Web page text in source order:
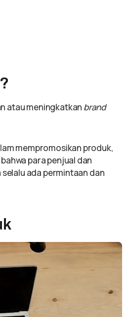
atau meningkatkan brand
mempromosikan produk,
para penjual dan
ada permintaan dan